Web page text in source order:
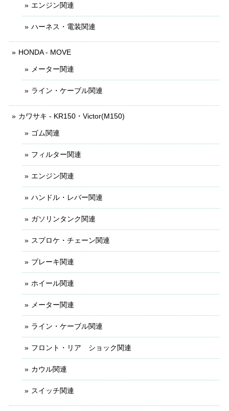
エンジン関連
ハーネス・電装関連
HONDA - MOVE
メーター関連
ライン・ケーブル関連
カワサキ - KR150・Victor(M150)
ゴム関連
フィルター関連
エンジン関連
ハンドル・レバー関連
ガソリンタンク関連
スプロケ・チェーン関連
ブレーキ関連
ホイール関連
メーター関連
ライン・ケーブル関連
フロント・リア ショック関連
カウル関連
スイッチ関連